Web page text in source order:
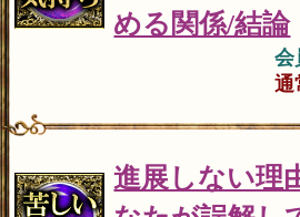
める関係/結論
会
通
進展しない理